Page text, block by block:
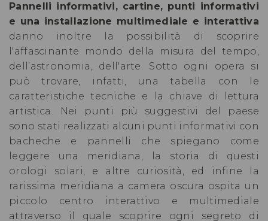
Pannelli informativi, cartine, punti informativi
e una installazione multimediale e interattiva
danno inoltre la possibilità di scoprire
l'affascinante mondo della misura del tempo,
dell’astronomia, dell'arte. Sotto ogni opera si
può trovare, infatti, una tabella con le
caratteristiche tecniche e la chiave di lettura
artistica. Nei punti più suggestivi del paese
sono stati realizzati alcuni punti informativi con
bacheche e pannelli che spiegano come
leggere una meridiana, la storia di questi
orologi solari, e altre curiosità, ed infine la
rarissima meridiana a camera oscura ospita un
piccolo centro interattivo e multimediale
attraverso il quale scoprire ogni segreto di